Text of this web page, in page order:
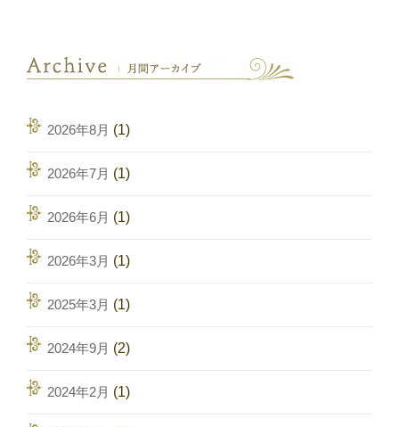
2026年8月 (1)
2026年7月 (1)
2026年6月 (1)
2026年3月 (1)
2025年3月 (1)
2024年9月 (2)
2024年2月 (1)